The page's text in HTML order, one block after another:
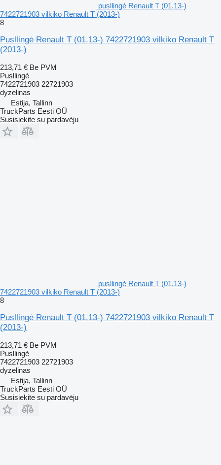
pusllingė Renault T (01.13-)
7422721903 vilkiko Renault T (2013-)
8
Pusllingė Renault T (01.13-) 7422721903 vilkiko Renault T
(2013-)
213,71 € Be PVM
Pusllingė
7422721903 22721903
dyzelinas
Estija, Tallinn
TruckParts Eesti OÜ
Susisiekite su pardavėju
pusllingė Renault T (01.13-)
7422721903 vilkiko Renault T (2013-)
8
Pusllingė Renault T (01.13-) 7422721903 vilkiko Renault T
(2013-)
213,71 € Be PVM
Pusllingė
7422721903 22721903
dyzelinas
Estija, Tallinn
TruckParts Eesti OÜ
Susisiekite su pardavėju